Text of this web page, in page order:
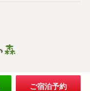
ご宿泊予約